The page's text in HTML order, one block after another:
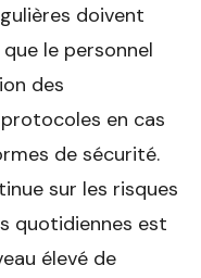
doivent
le personnel
des
en cas
de sécurité.
sur les risques
quotidiennes est
élevé de